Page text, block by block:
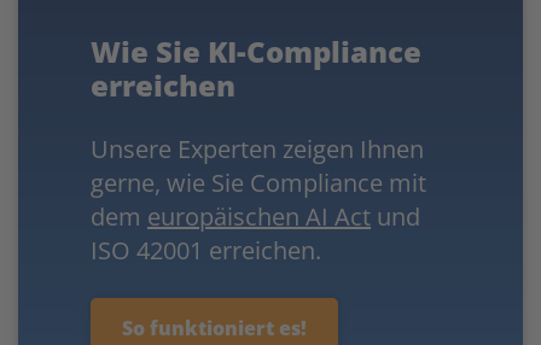
Wie Sie KI-Compliance
erreichen
Unsere Experten zeigen Ihnen
gerne, wie Sie Compliance mit
dem europäischen AI Act und
ISO 42001 erreichen.
So funktioniert es!